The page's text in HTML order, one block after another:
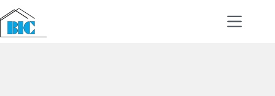
Inhalt
springen